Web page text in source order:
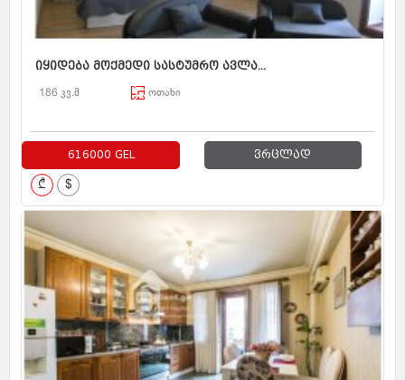
იყიდება მოქმედი სასტუმრო ავლა...
186 კვ.მ ოთახი
616000 GEL ვრცლად
₾ $